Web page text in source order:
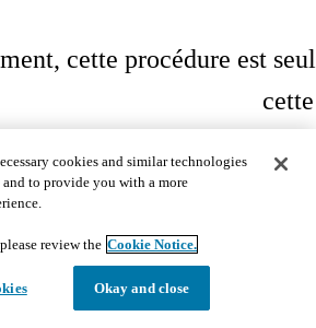
cette procédure est
d'utilisationpour obtenir plus de
cookies and similar technologies
to provide you with a more
review the Cookie Notice.
Okay and close